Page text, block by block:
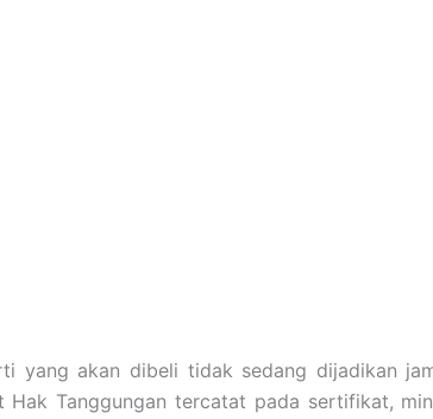
yang akan dibeli tidak sedang dijadikan
Tanggungan tercatat pada sertifikat,